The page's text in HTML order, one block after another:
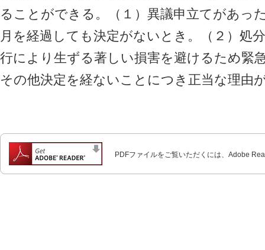
ることができる。（１）異議申立てがあっ
月を経過しても決定がないとき。（２）処
行により生ずる著しい損害を避けるため緊
その他決定を経ないことにつき正当な理由
PDFファイルをご覧いただくには、Adobe